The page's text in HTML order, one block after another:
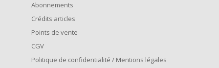
Abonnements
Crédits articles
Points de vente
CGV
Politique de confidentialité / Mentions légales